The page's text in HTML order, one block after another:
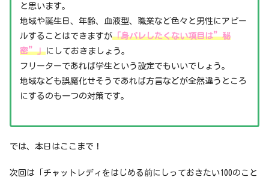
と思います。
地域や誕生日、年齢、血液型、職業など色々と男性にアピー
ルすることはできますが「身バレしたくない項目は”秘
密”」にしておきましょう。
フリーターであれば学生という設定でもいいでしょう。
地域なども誤魔化せそうであれば方言などが全然違うところ
にするのも一つの対策です。
では、本日はここまで！
次回は「チャットレディをはじめる前にしっておきたい100のこと